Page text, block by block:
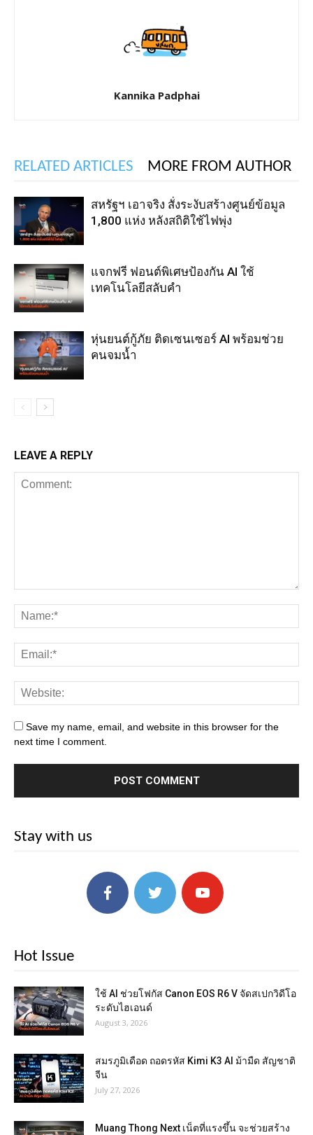
Kannika Padphai
RELATED ARTICLES MORE FROM AUTHOR
สหรัฐฯ เอาจริง สั่งระงับสร้างศูนย์ข้อมูล
1,800 แห่ง หลังสถิติใช้ไฟพุ่ง
แจกฟรี ฟอนต์พิเศษป้องกัน AI ใช้
เทคโนโลยีสลับคำ
หุ่นยนต์กู้ภัย ติดเซนเซอร์ AI พร้อมช่วย
คนจมน้ำ
LEAVE A REPLY
Save my name, email, and website in this browser for the
next time I comment.
Stay with us
Hot Issue
ใช้ AI ช่วยโฟกัส Canon EOS R6 V จัดสเปกวิดีโอ
ระดับไฮเอนด์
August 3, 2026
สมรภูมิเดือด ถอดรหัส Kimi K3 AI ม้ามืด สัญชาติ
จีน
July 27, 2026
Muang Thong Next เน็ตที่แรงขึ้น จะช่วยสร้าง